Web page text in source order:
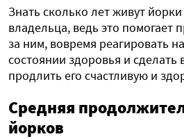
Знать сколько лет живут
владельца, ведь это помогает
за ним, вовремя реагировать
состоянии здоровья и
продлить его счастливую и
Средняя
йорков